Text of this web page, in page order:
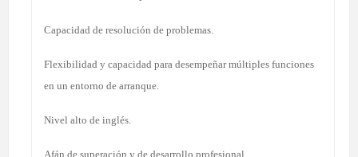
Capacidad de resolución de problemas.
Flexibilidad y capacidad para desempeñar múltiples funciones
en un entorno de arranque.
Nivel alto de inglés.
Afán de superación y de desarrollo profesional.